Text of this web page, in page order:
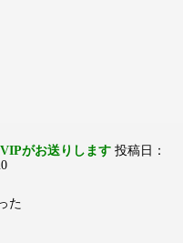
がお送りします 投稿日：
た